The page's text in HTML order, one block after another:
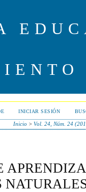
INICIAR SESIÓN
Inicio> Vol. 24, Núm. 24